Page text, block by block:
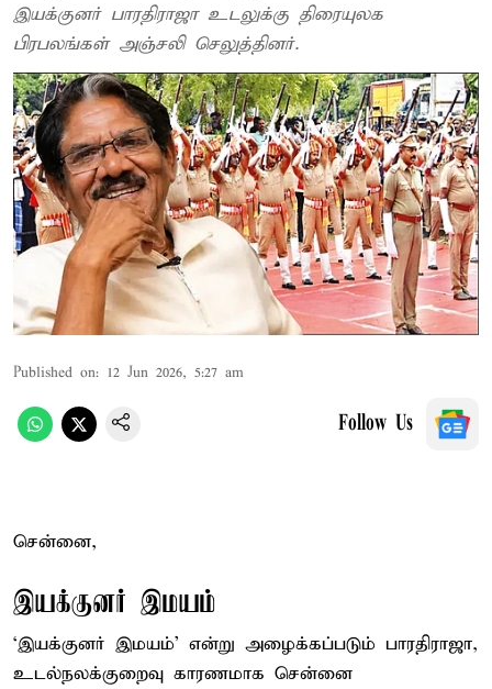
இயக்குனர் பாரதிராஜா உடலுக்கு திரையுலக
பிரபலங்கள் அஞ்சலி செலுத்தினர்.
Published on: 12 Jun 2026, 5:27 am
Follow Us
சென்னை,
இயக்குனர் இமயம்
‘இயக்குனர் இமயம்' என்று அழைக்கப்படும் பாரதிராஜா,
உடல்நலக்குறைவு காரணமாக சென்னை